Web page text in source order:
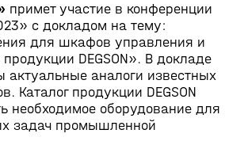
примет участие в конференции
с докладом на тему:
для шкафов управления и
DEGSON». В докладе
актуальные аналоги известных
Каталог продукции DEGSON
необходимое оборудование для
задач промышленной